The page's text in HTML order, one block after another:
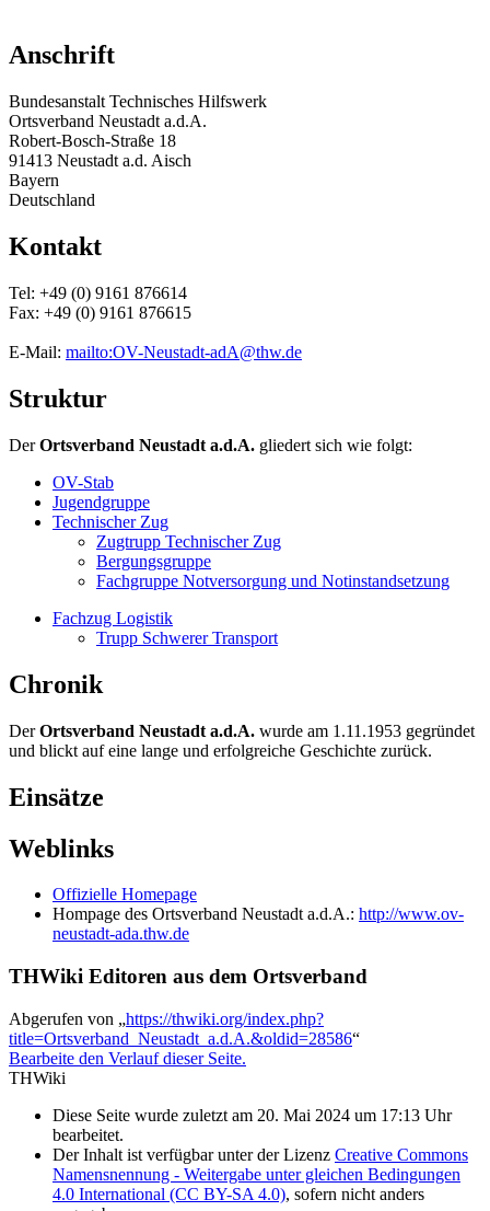
Anschrift
Bundesanstalt Technisches Hilfswerk
Ortsverband Neustadt a.d.A.
Robert-Bosch-Straße 18
91413 Neustadt a.d. Aisch
Bayern
Deutschland
Kontakt
Tel: +49 (0) 9161 876614
Fax: +49 (0) 9161 876615
E-Mail: mailto:OV-Neustadt-adA@thw.de
Struktur
DerOrtsverband Neustadt a.d.A. gliedert sich wie folgt:
OV-Stab
Jugendgruppe
Technischer Zug
Zugtrupp Technischer Zug
Bergungsgruppe
Fachgruppe Notversorgung und Notinstandsetzung
Fachzug Logistik
Trupp Schwerer Transport
Chronik
DerOrtsverband Neustadt a.d.A. wurde am 1.11.1953 gegründet
und blickt auf eine lange und erfolgreiche Geschichte zurück.
Einsätze
Weblinks
Offizielle Homepage
Hompage des Ortsverband Neustadt a.d.A.: http://www.ov-
neustadt-ada.thw.de
THWiki Editoren aus dem Ortsverband
Abgerufen von „https://thwiki.org/index.php?
title=Ortsverband_Neustadt_a.d.A.&oldid=28586“
Bearbeite den Verlauf dieser Seite.
THWiki
Diese Seite wurde zuletzt am 20. Mai 2024 um 17:13 Uhr
bearbeitet.
Der Inhalt ist verfügbar unter der Lizenz Creative Commons
Namensnennung - Weitergabe unter gleichen Bedingungen
4.0 International (CC BY-SA 4.0), sofern nicht anders